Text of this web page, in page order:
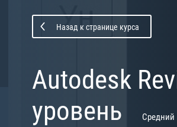
Назад к странице курса
Autodesk
уровень
Средний